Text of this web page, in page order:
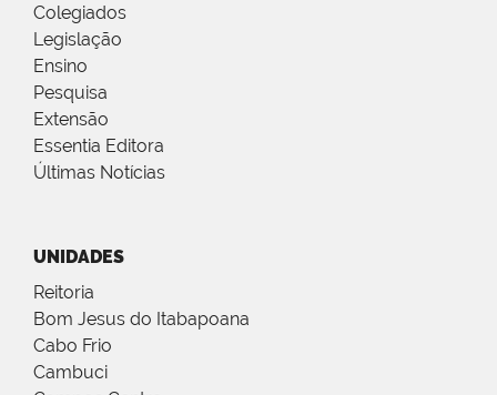
Colegiados
Legislação
Ensino
Pesquisa
Extensão
Essentia Editora
Últimas Notícias
UNIDADES
Reitoria
Bom Jesus do Itabapoana
Cabo Frio
Cambuci